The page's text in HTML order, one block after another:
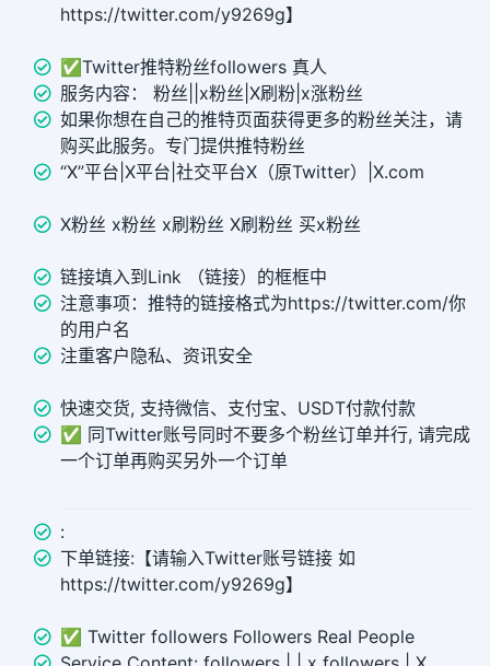
https://twitter.com/y9269g】
✅Twitter推特粉丝followers 真人
服务内容： 粉丝||x粉丝|X刷粉|x涨粉丝
如果你想在自己的推特页面获得更多的粉丝关注，请
购买此服务。专门提供推特粉丝
“X”平台|X平台|社交平台X（原Twitter）|X.com
X粉丝 x粉丝 x刷粉丝 X刷粉丝 买x粉丝
链接填入到Link （链接）的框框中
注意事项：推特的链接格式为https://twitter.com/你
的用户名
注重客户隐私、资讯安全
快速交货, 支持微信、支付宝、USDT付款付款
✅ 同Twitter账号同时不要多个粉丝订单并行, 请完成
一个订单再购买另外一个订单
:
下单链接:【请输入Twitter账号链接 如
https://twitter.com/y9269g】
✅ Twitter followers Followers Real People